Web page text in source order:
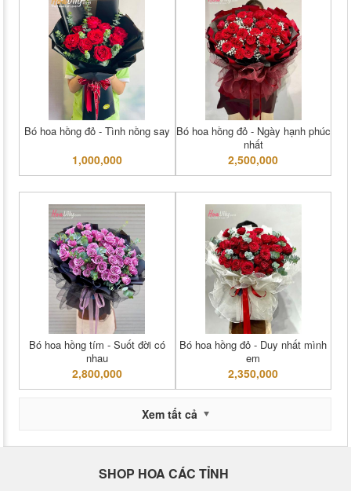
Bó hoa hồng đỏ - Tình nồng say
1,000,000
Bó hoa hồng đỏ - Ngày hạnh phúc
nhất
2,500,000
Bó hoa hồng tím - Suốt đời có
nhau
2,800,000
Bó hoa hồng đỏ - Duy nhất mình
em
2,350,000
Xem tất cả
SHOP HOA CÁC TỈNH